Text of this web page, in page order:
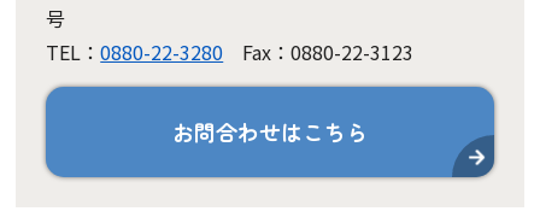
号
TEL：0880-22-3280 Fax：0880-22-3123
お問合わせはこちら